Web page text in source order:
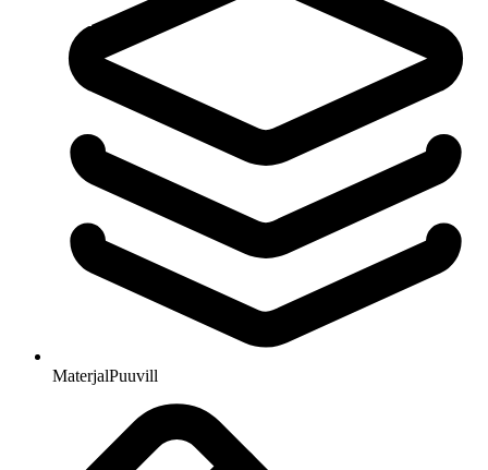
MaterjalPuuvill